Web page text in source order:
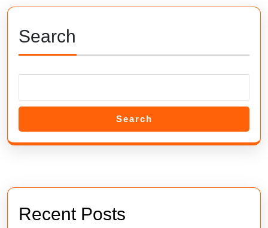
Search
Search
Recent Posts